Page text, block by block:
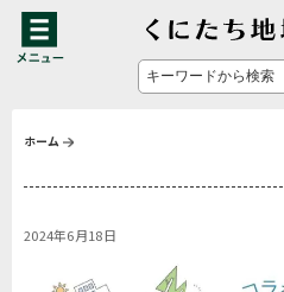
ホーム
2024年6月18日